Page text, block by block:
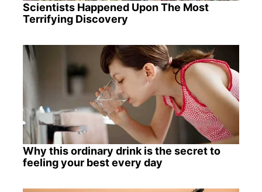
Scientists Happened Upon The Most
Terrifying Discovery
Why this ordinary drink is the secret to
feeling your best every day